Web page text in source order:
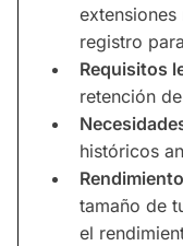
registro
Requisitos
retención
históricos
tamaño de
el